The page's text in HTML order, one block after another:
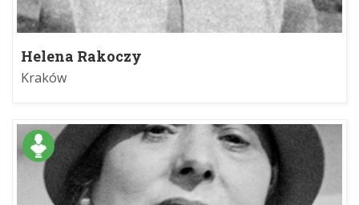
Helena Rakoczy
Kraków